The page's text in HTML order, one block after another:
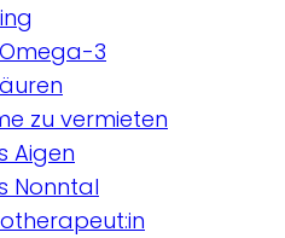
Omega-3
zu vermieten
Aigen
Nonntal